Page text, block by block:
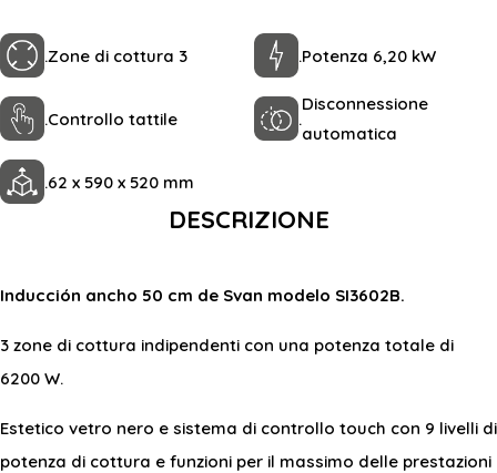
.Zone di cottura 3 .Potenza 6,20 kW
.Controllo tattile .
Disconnessione
automatica
.62 x 590 x 520 mm
DESCRIZIONE
Inducción ancho 50 cm de Svan modelo SI3602B.
3 zone di cottura indipendenti con una potenza totale di
6200 W.
Estetico vetro nero e sistema di controllo touch con 9 livelli di
potenza di cottura e funzioni per il massimo delle prestazioni